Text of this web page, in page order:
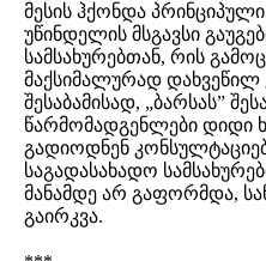
მესის ჰქონდა
უწინდელის მსგავსი
სამსახურებთან, რის
მაქსიმალურად
შესაბამისად, „ბარსას”
წარმომადგენლები დიდი
გადიოდნენ
საგადასახადო
მანამდე არ გაფორმდა,
გაირკვა.